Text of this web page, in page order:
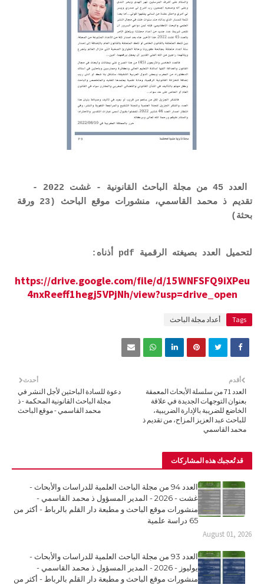
العدد 45 من مجلة الباحث القانونية - غشت 2022 -
تقديم ذ محمد القاسمي، منشورات موقع الباحث (23 ورقة
بحثة)
لتحميل العدد بصيغته الرقمية pdf أذناه:
https://drive.google.com/file/d/15WNFSFQ9iXPeu
4nxReeff1hegj5VPjNh/view?usp=drive_open
Tags أعداد مجلة الباحث
أحدث
دعوة للسادة الباحثين لأجل النشر في
مجلة الباحث القانونية المحكمة - ذ
محمد القاسمي - موقع الباحث
أقدم
العدد 71 من سلسلة الأبحاث المعمقة
بعنوان التوجهات الجديدة في علاقة
الخاضع للضريبة بالإدارة الضريبية،
للباحث عبد العزيز المزاح، من تقديم ذ
محمد القاسمي
قد تُعجبك هذه المشاركات
العدد 94 من مجلة الباحث العلمية للدراسات والأبحاث -
غشت - 2026 - المدير المسؤول ذ محمد القاسمي -
منشورات موقع الباحث و مطبعة دار القلم بالرباط - أكثر من
65 دراسة علمية
August 01, 2026
العدد 93 من مجلة الباحث العلمية للدراسات والأبحاث -
يوليوز - 2026 - المدير المسؤول ذ محمد القاسمي -
منشورات موقع الباحث و مطبعة دار القلم بالرباط - أكثر من